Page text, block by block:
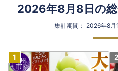
2026年8月8日の
集計期間： 2026年8